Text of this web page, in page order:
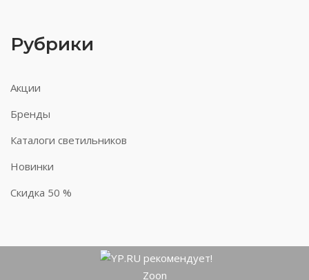
Рубрики
Акции
Бренды
Каталоги светильников
Новинки
Скидка 50 %
Zoon